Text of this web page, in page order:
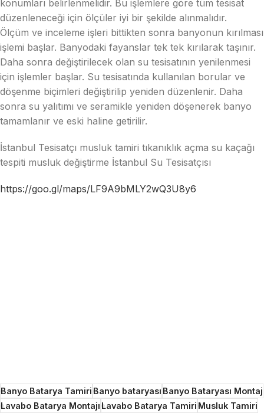
konumları belirlenmelidir. Bu işlemlere göre tüm tesisat
düzenleneceği için ölçüler iyi bir şekilde alınmalıdır.
Ölçüm ve inceleme işleri bittikten sonra banyonun kırılması
işlemi başlar. Banyodaki fayanslar tek tek kırılarak taşınır.
Daha sonra değiştirilecek olan su tesisatının yenilenmesi
için işlemler başlar. Su tesisatında kullanılan borular ve
döşenme biçimleri değiştirilip yeniden düzenlenir. Daha
sonra su yalıtımı ve seramikle yeniden döşenerek banyo
tamamlanır ve eski haline getirilir.
İstanbul Tesisatçı musluk tamiri tıkanıklık açma su kaçağı
tespiti musluk değiştirme İstanbul Su Tesisatçısı
https://goo.gl/maps/LF9A9bMLY2wQ3U8y6
Banyo Batarya TamiriBanyo bataryasıBanyo Bataryası Montaj
Lavabo Batarya MontajıLavabo Batarya TamiriMusluk Tamiri